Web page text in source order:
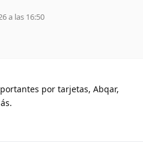
a las 16:50
por tarjetas, Abqar,